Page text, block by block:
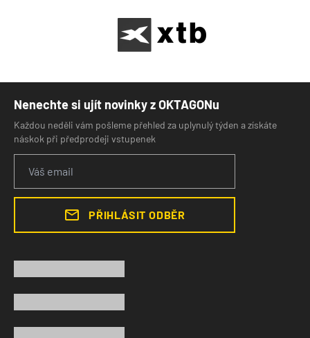
Nenechte si ujít novinky z OKTAGONu
Každou neděli vám pošleme přehled za uplynulý týden a získáte
náskok při předprodeji vstupenek
PŘIHLÁSIT ODBĚR